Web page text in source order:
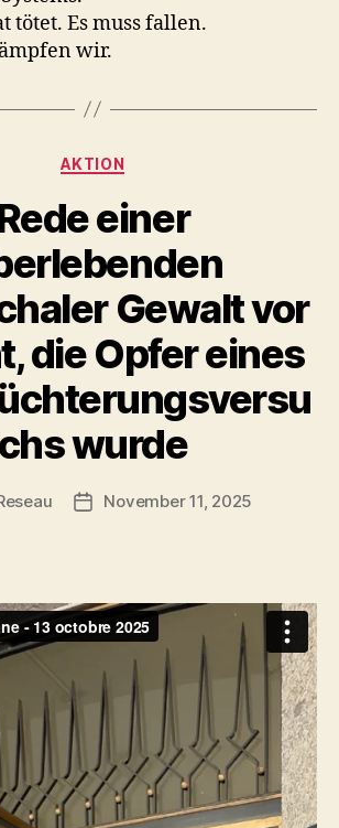
tötet. Es muss fallen.
wir.
Kategorien
AKTION
einer
Gewalt vor
die Opfer eines
chs wurde
Veröffentlichungsdatum
November 11, 2025